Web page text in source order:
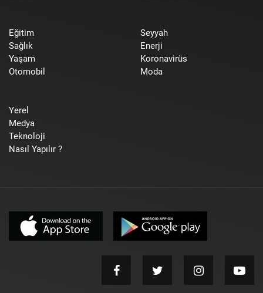
Eğitim
Sağlık
Yaşam
Otomobil
Seyyah
Enerji
Koronavirüs
Moda
Yerel
Medya
Teknoloji
Nasıl Yapılır ?